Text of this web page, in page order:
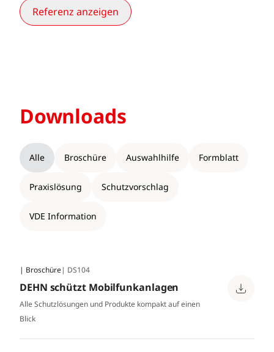
Referenz anzeigen
Downloads
Alle Broschüre Auswahlhilfe Formblatt
Praxislösung Schutzvorschlag
VDE Information
| Broschüre| DS104
DEHN schützt Mobilfunkanlagen
Alle Schutzlösungen und Produkte kompakt auf einen
Blick